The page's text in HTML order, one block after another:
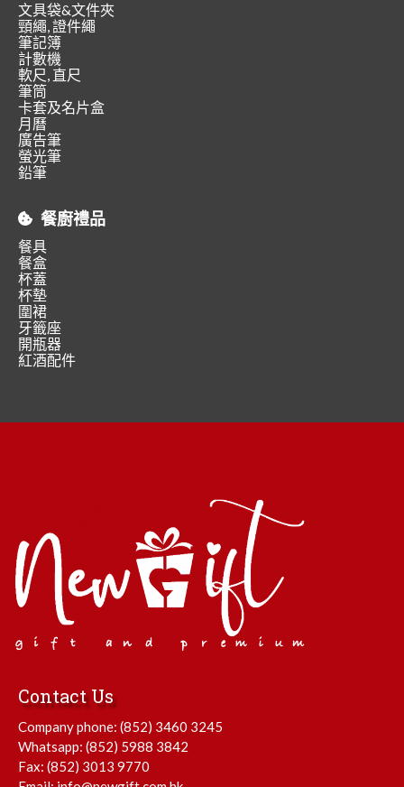
文具袋&文件夾
頸繩, 證件繩
筆記簿
計數機
軟尺, 直尺
筆筒
卡套及名片盒
月曆
廣告筆
螢光筆
鉛筆
餐廚禮品
餐具
餐盒
杯蓋
杯墊
圍裙
牙籤座
開瓶器
紅酒配件
Contact Us
Company phone: (852) 3460 3245
Whatsapp: (852) 5988 3842
Fax: (852) 3013 9770